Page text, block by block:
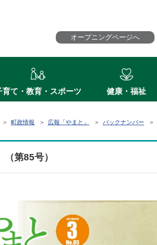
オープニングページへ
育て・教育・スポーツ 健康・福祉
＞ 町政情報 ＞ 広報「やまと」 ＞ バックナンバー ＞
第85号）